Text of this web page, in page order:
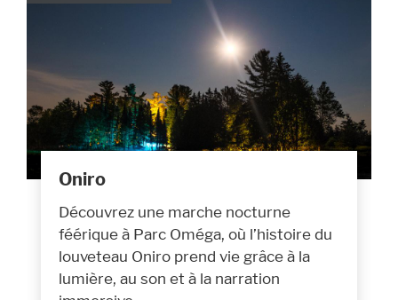
Oniro
Découvrez une marche nocturne
féérique à Parc Oméga, où l’histoire du
louveteau Oniro prend vie grâce à la
lumière, au son et à la narration